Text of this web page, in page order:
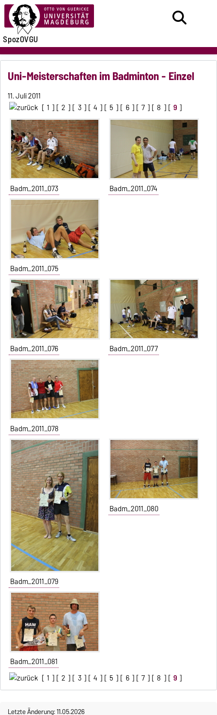
SpozOVGU
Uni-Meisterschaften im Badminton - Einzel
11. Juli 2011
[ 1 ] [ 2 ] [ 3 ] [ 4 ] [ 5 ] [ 6 ] [ 7 ] [ 8 ] [ 9 ]
Badm_2011_073 Badm_2011_074
Badm_2011_075
Badm_2011_076 Badm_2011_077
Badm_2011_078
Badm_2011_079
Badm_2011_080
Badm_2011_081
[ 1 ] [ 2 ] [ 3 ] [ 4 ] [ 5 ] [ 6 ] [ 7 ] [ 8 ] [ 9 ]
Letzte Änderung: 11.05.2026